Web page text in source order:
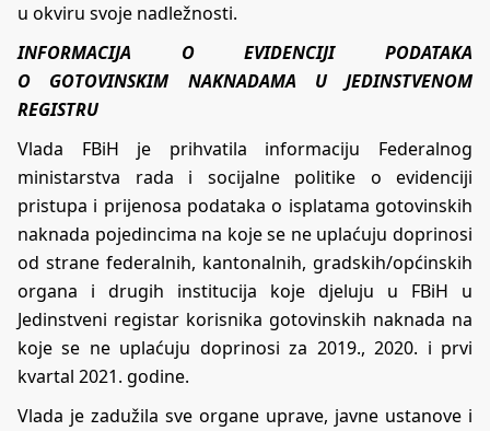
u okviru svoje nadležnosti.
INFORMACIJA O EVIDENCIJI PODATAKA
O GOTOVINSKIM NAKNADAMA U JEDINSTVENOM
REGISTRU
Vlada FBiH je prihvatila informaciju Federalnog
ministarstva rada i socijalne politike o evidenciji
pristupa i prijenosa podataka o isplatama gotovinskih
naknada pojedincima na koje se ne uplaćuju doprinosi
od strane federalnih, kantonalnih, gradskih/općinskih
organa i drugih institucija koje djeluju u FBiH u
Jedinstveni registar korisnika gotovinskih naknada na
koje se ne uplaćuju doprinosi za 2019., 2020. i prvi
kvartal 2021. godine.
Vlada je zadužila sve organe uprave, javne ustanove i